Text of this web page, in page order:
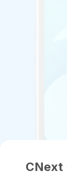
CNext